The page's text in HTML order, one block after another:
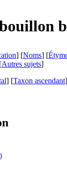
] [Noms] [
Autres sujets]
] [Taxon ascendant
)